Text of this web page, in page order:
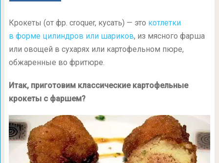
Крокеты (от фр. croquer, кусать) — это котлетки
в форме цилиндров или шариков, из мясного фарша
или овощей в сухарях или картофельном пюре,
обжаренные во фритюре.
Итак, приготовим классические картофельные
крокеты с фаршем?